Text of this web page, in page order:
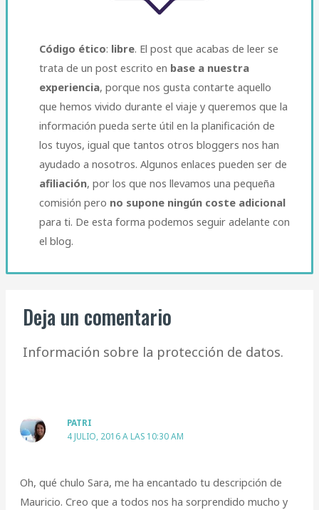
Código ético: libre. El post que acabas de leer se
trata de un post escrito en base a nuestra
experiencia, porque nos gusta contarte aquello
que hemos vivido durante el viaje y queremos que la
información pueda serte útil en la planificación de
los tuyos, igual que tantos otros bloggers nos han
ayudado a nosotros. Algunos enlaces pueden ser de
afiliación, por los que nos llevamos una pequeña
comisión pero no supone ningún coste adicional
para ti. De esta forma podemos seguir adelante con
el blog.​
Deja un comentario
Información sobre la protección de datos.
PATRI
4 JULIO, 2016 A LAS 10:30 AM
Oh, qué chulo Sara, me ha encantado tu descripción de
Mauricio. Creo que a todos nos ha sorprendido mucho y